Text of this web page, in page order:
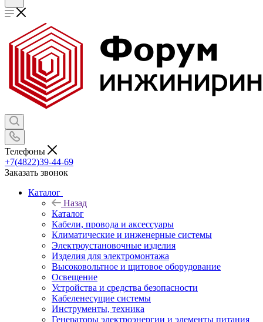
Телефоны
+7(4822)39-44-69
Заказать звонок
Каталог
Назад
Каталог
Кабели, провода и аксессуары
Климатические и инженерные системы
Электроустановочные изделия
Изделия для электромонтажа
Высоковольтное и щитовое оборудование
Освещение
Устройства и средства безопасности
Кабеленесущие системы
Инструменты, техника
Генераторы электроэнергии и элементы питания